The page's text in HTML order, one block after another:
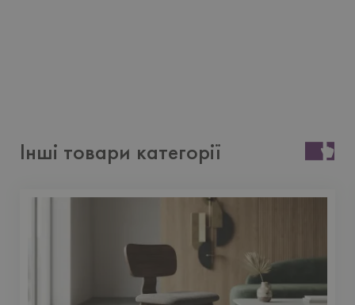
Інші товари категорії